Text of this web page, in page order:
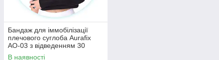
Бандаж для іммобілізації
плечового суглоба Aurafix
AO-03 з відведенням 30
градусів
В наявності